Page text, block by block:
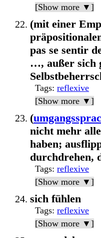
[Show more ▼]
(mit einer
pas se sentir
…, außer sich
Tags: reflexive
[Show more ▼]
(
nicht mehr
haben;
durchdrehen,
Tags: reflexive
[Show more ▼]
sich fühlen
Tags: reflexive
[Show more ▼]